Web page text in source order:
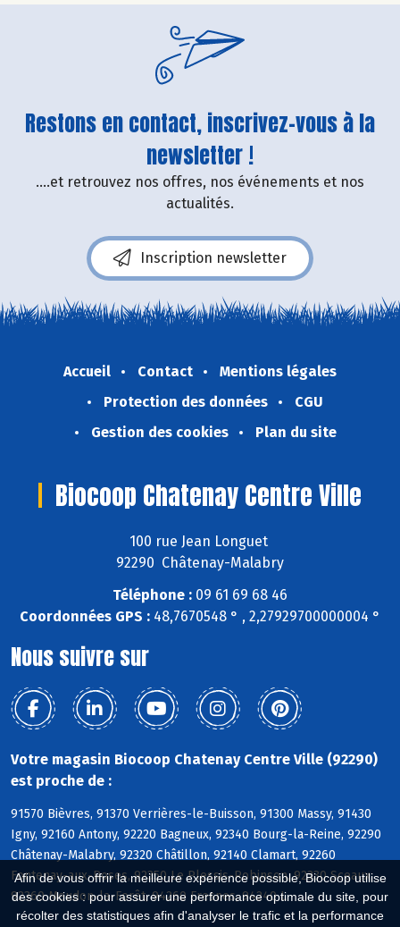
Afin de vous offrir la meilleure expérience possible, Biocoop utilise
des cookies : pour assurer une performance optimale du site, pour
récolter des statistiques afin d'analyser le trafic et la performance
Restons en contact, inscrivez-vous à la
newsletter !
....et retrouvez nos offres, nos événements et nos
actualités.
Inscription newsletter
Accueil Contact
Mentions légales
Protection des données
CGU
Gestion des cookies
Plan du site
Biocoop Chatenay Centre Ville
100 rue Jean Longuet
92290 Châtenay-Malabry
Téléphone : 09 61 69 68 46
Coordonnées GPS : 48,7670548 ° , 2,27929700000004 °
Nous suivre sur
Votre magasin Biocoop Chatenay Centre Ville (92290)
est proche de :
91570 Bièvres, 91370 Verrières-le-Buisson, 91300 Massy, 91430
Igny, 92160 Antony, 92220 Bagneux, 92340 Bourg-la-Reine, 92290
Châtenay-Malabry, 92320 Châtillon, 92140 Clamart, 92260
Fontenay-aux-Roses, 92350 Le Plessis-Robinson, 92330 Sceaux,
92360 Meudon-la-Forêt, 94260 Fresnes, 94240 L